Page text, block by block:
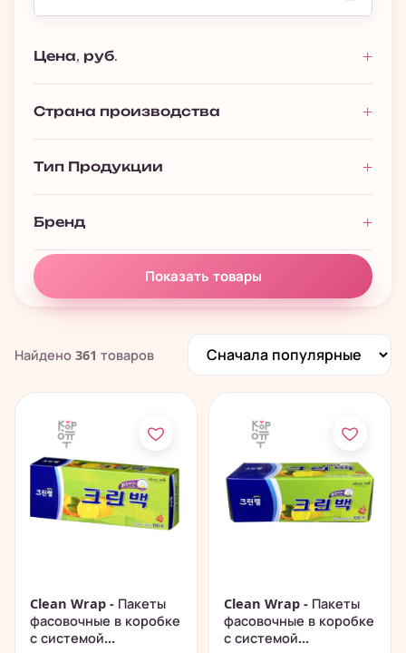
Цена, руб.
Страна производства
Тип Продукции
Бренд
Показать товары
Найдено 361 товаров
Clean Wrap - Пакеты
фасовочные в коробке
с системой...
Clean Wrap - Пакеты
фасовочные в коробке
с системой...